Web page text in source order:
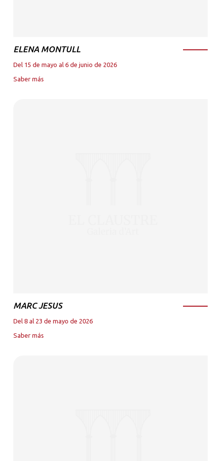
ELENA MONTULL
Del 15 de mayo al 6 de junio de 2026
Saber más
MARC JESUS
Del 8 al 23 de mayo de 2026
Saber más